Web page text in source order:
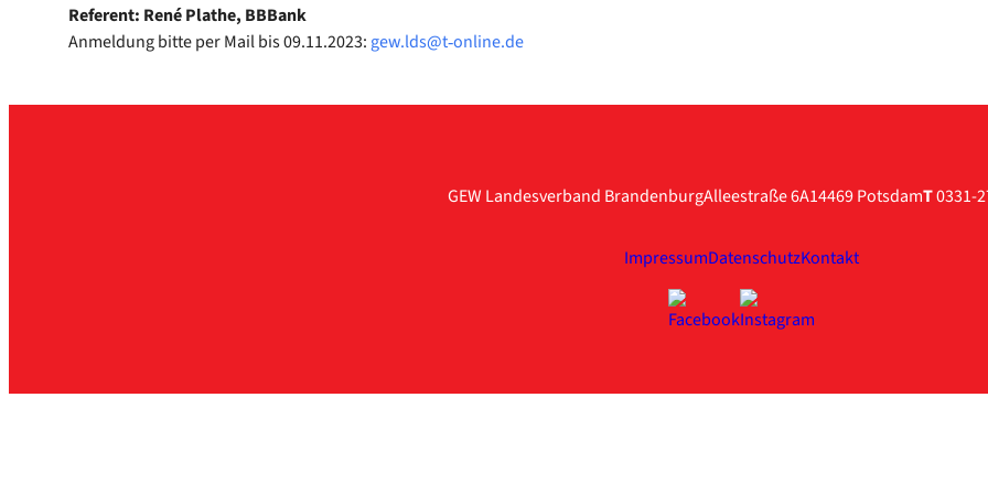
Refe­rent: René Pla­the, BBBank
Anmel­dung bit­te per Mail bis 09.11.2023: gew.lds@t‑online.de
GEW Landesverband BrandenburgAlleestraße 6A14469 PotsdamT0331-
ImpressumDatenschutzKontakt